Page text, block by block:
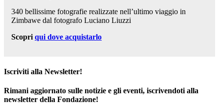
340 bellissime fotografie realizzate nell’ultimo viaggio in
Zimbawe dal fotografo Luciano Liuzzi
Scopriqui dove acquistarlo
Iscriviti alla Newsletter!
Rimani aggiornato sulle notizie e gli eventi, iscrivendoti alla
newsletter della Fondazione!